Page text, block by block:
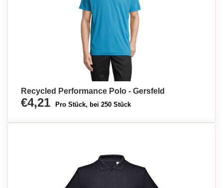
Recycled Performance Polo - Gersfeld
€4,21 Pro Stück, bei 250 Stück